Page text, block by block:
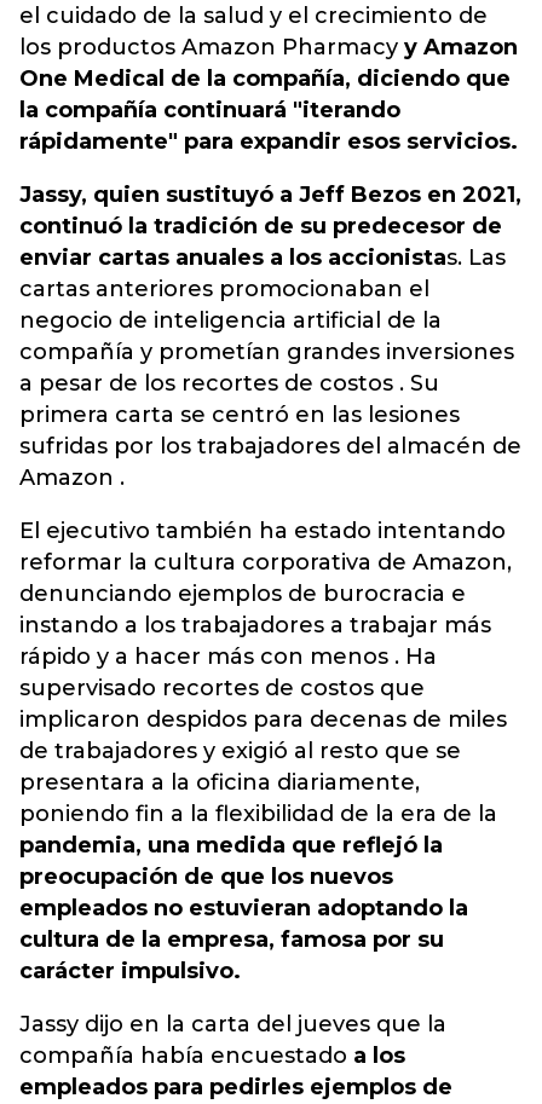
el cuidado de la salud y el crecimiento de
los productos Amazon Pharmacy y Amazon
One Medical de la compañía, diciendo que
la compañía continuará "iterando
rápidamente" para expandir esos servicios.
Jassy, ​​quien sustituyó a Jeff Bezos en 2021,
continuó la tradición de su predecesor de
enviar cartas anuales a los accionistas. Las
cartas anteriores promocionaban el
negocio de inteligencia artificial de la
compañía y prometían grandes inversiones
a pesar de los recortes de costos . Su
primera carta se centró en las lesiones
sufridas por los trabajadores del almacén de
Amazon .
El ejecutivo también ha estado intentando
reformar la cultura corporativa de Amazon,
denunciando ejemplos de burocracia e
instando a los trabajadores a trabajar más
rápido y a hacer más con menos . Ha
supervisado recortes de costos que
implicaron despidos para decenas de miles
de trabajadores y exigió al resto que se
presentara a la oficina diariamente,
poniendo fin a la flexibilidad de la era de la
pandemia, una medida que reflejó la
preocupación de que los nuevos
empleados no estuvieran adoptando la
cultura de la empresa, famosa por su
carácter impulsivo.
Jassy dijo en la carta del jueves que la
compañía había encuestado a los
empleados para pedirles ejemplos de